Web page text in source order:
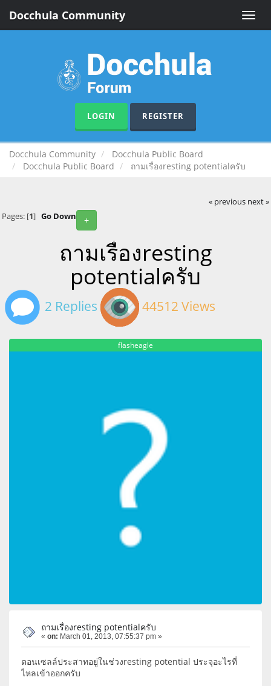
Toggle
Docchula Community
LOGIN REGISTER
Docchula Community
Docchula Public Board
Docchula Public Board
ถามเรื่องresting potentialครับ
« previous next »
+
Pages: [1] Go Down
ถามเรื่องresting
potentialครับ
2 Replies 44512 Views
flasheagle
ถามเรื่องresting potentialครับ
« on: March 01, 2013, 07:55:37 pm »
ตอนเซลล์ประสาทอยู่ในช่วงresting potential ประจุอะไรที่
ไหลเข้าออกครับ